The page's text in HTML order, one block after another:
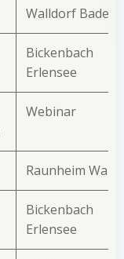
Walldorf
Bickenbach
Erlensee
Webinar
Raunheim
Bickenbach
Erlensee